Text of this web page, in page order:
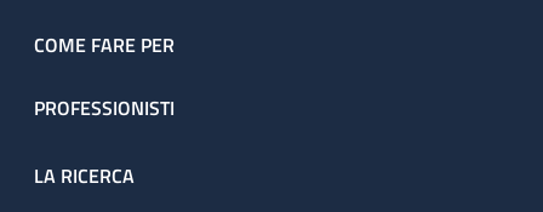
COME FARE PER
PROFESSIONISTI
LA RICERCA